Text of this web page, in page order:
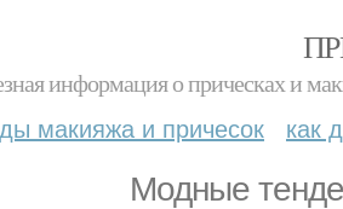
информация о прическах и
макияжа и причесок как
Модные